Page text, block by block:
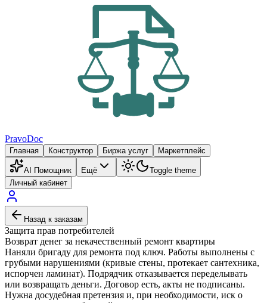
PravoDoc
Главная Конструктор Биржа услуг Маркетплейс
AI Помощник Ещё
Toggle theme
Личный кабинет
Назад к заказам
Защита прав потребителей
Возврат денег за некачественный ремонт квартиры
Наняли бригаду для ремонта под ключ. Работы выполнены с
грубыми нарушениями (кривые стены, протекает сантехника,
испорчен ламинат). Подрядчик отказывается переделывать
или возвращать деньги. Договор есть, акты не подписаны.
Нужна досудебная претензия и, при необходимости, иск о